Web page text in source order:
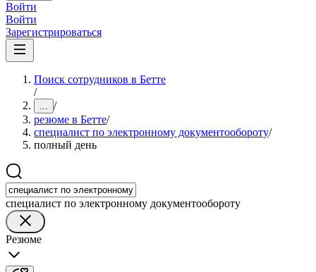
Войти
Войти
Зарегистрироваться
Поиск сотрудников в Бетте
/
... /
резюме в Бетте/
специалист по электронному документообороту/
полный день
специалист по электронному документообороту
Резюме